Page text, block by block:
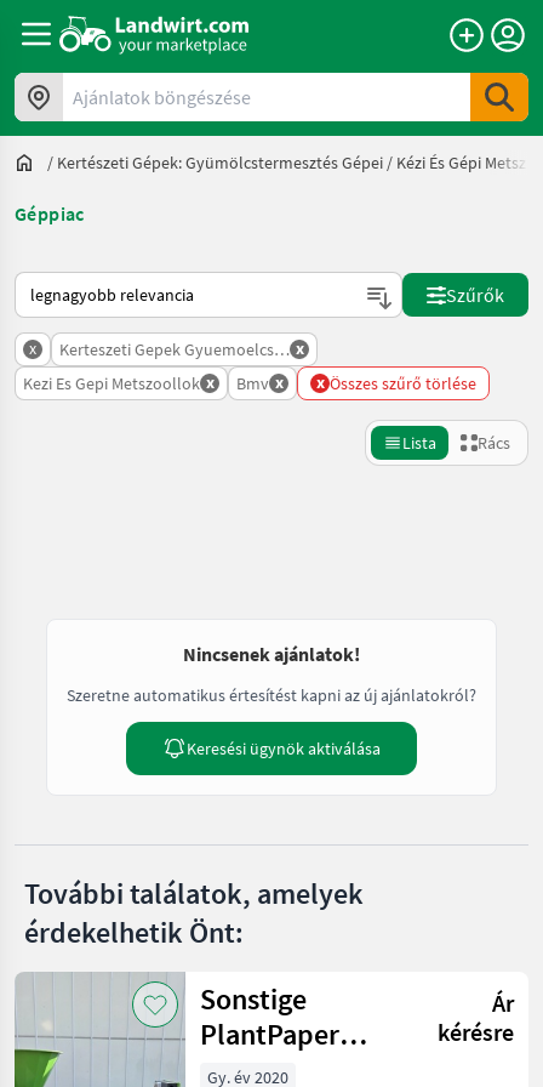
Ajánlatok böngészése
/ Kertészeti Gépek: Gyümölcstermesztés Gépei / Kézi És Gépi
Géppiac
Így van sorba rendezve a Landwirt.com-on
Szűrők
x Kerteszeti Gepek Gyuemoelcstermesztes Gepei
x
Kezi Es Gepi Metszoollok x Bmv x x Összes szűrő törlése
Lista Rács
Nincsenek ajánlatok!
Szeretne automatikus értesítést kapni az új ajánlatokról?
Keresési ügynök aktiválása
További találatok, amelyek
érdekelhetik Önt:
Sonstige
PlantPaper
Semi-Automatic
Ár
kérésre
Gy. év 2020